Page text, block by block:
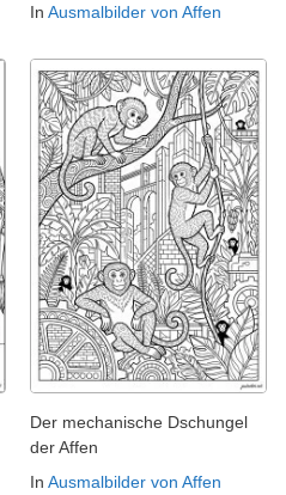
In Ausmalbilder von Affen
Der mechanische Dschungel
der Affen
In Ausmalbilder von Affen